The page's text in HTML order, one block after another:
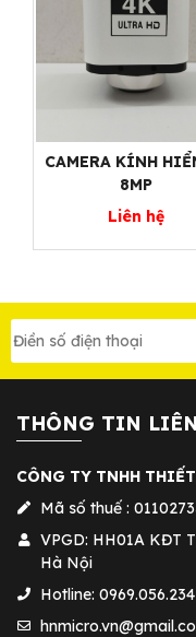
CAMERA KÍNH
8MP
Liên hệ
THÔNG TIN
CÔNG TY TNHH
Mã số thuế :
VPGD: HH01A KĐT
Hà Nội
Hotline: